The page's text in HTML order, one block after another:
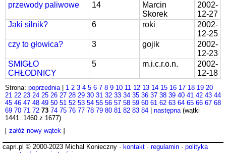
przewody paliwowe 14
Marcin
Skorek
2002-
12-27
Jaki silnik?
6 roki
2002-
12-25
czy to głowica?
3 gojik
2002-
12-23
SMIGŁO
CHŁODNICY
5 m.i.c.r.o.n.
2002-
12-18
Strona: poprzednia| 1 2 3 4 5 6 7 8 9 10 11 12 13 14 15 16 17 18 19 20
21 22 23 24 25 26 27 28 29 30 31 32 33 34 35 36 37 38 39 40 41 42 43 44
45 46 47 48 49 50 51 52 53 54 55 56 57 58 59 60 61 62 63 64 65 66 67 68
69 70 71 72 73 74 75 76 77 78 79 80 81 82 83 84 następna(wątki
1441..1460 z 1677)
[ załóż nowy wątek ]
capri.pl © 2000-2023 Michał Konieczny · kontakt · regulamin · polityka